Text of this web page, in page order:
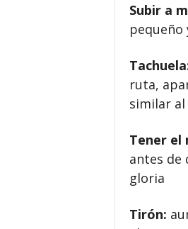
Subir a
pequeño
ruta,
similar
Tener el
antes de
gloria
Tirón: